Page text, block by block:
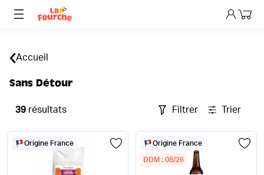
Mon
Accueil
Sans Détour
39 résultats Filtrer Trier
Origine France Origine France
DDM : 08/26